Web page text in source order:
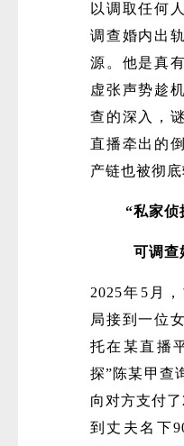
以调取任何
调查婚内出
源。他是真
虚张声势趁
查的深入，
直播牵出的
产链也被彻底
“私家侦
可调查
2025年5月
局接到一位
托在某直播
探”陈某甲查
向对方支付
到丈夫名下